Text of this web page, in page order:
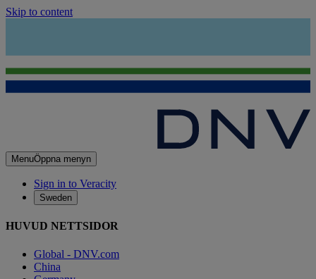
Skip to content
MenuÖppna menyn
Sign in to Veracity
Sweden
HUVUD NETTSIDOR
Global - DNV.com
China